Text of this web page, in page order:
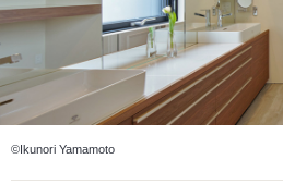
©Ikunori Yamamoto